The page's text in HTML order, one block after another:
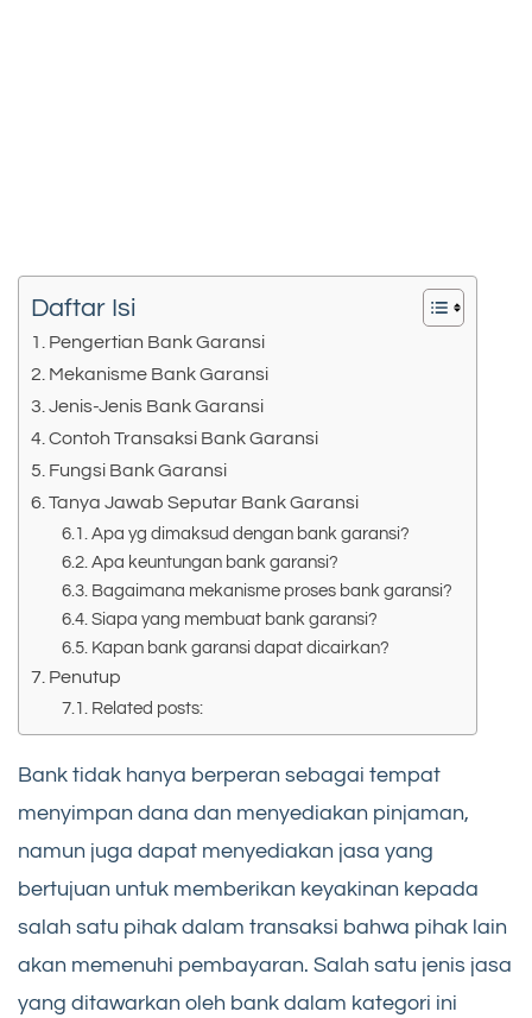
Daftar Isi
Pengertian Bank Garansi
Mekanisme Bank Garansi
Jenis-Jenis Bank Garansi
Contoh Transaksi Bank Garansi
Fungsi Bank Garansi
Tanya Jawab Seputar Bank Garansi
Apa yg dimaksud dengan bank garansi?
Apa keuntungan bank garansi?
Bagaimana mekanisme proses bank garansi?
Siapa yang membuat bank garansi?
Kapan bank garansi dapat dicairkan?
Penutup
Related posts:
Bank tidak hanya berperan sebagai tempat
menyimpan dana dan menyediakan pinjaman,
namun juga dapat menyediakan jasa yang
bertujuan untuk memberikan keyakinan kepada
salah satu pihak dalam transaksi bahwa pihak lain
akan memenuhi pembayaran. Salah satu jenis jasa
yang ditawarkan oleh bank dalam kategori ini